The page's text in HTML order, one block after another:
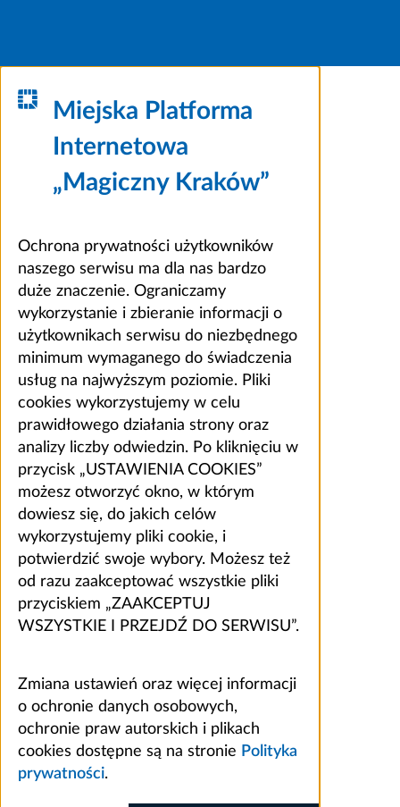
Miejska Platforma
Internetowa
„Magiczny Kraków”
Ochrona prywatności użytkowników
naszego serwisu ma dla nas bardzo
duże znaczenie. Ograniczamy
wykorzystanie i zbieranie informacji o
użytkownikach serwisu do niezbędnego
minimum wymaganego do świadczenia
usług na najwyższym poziomie. Pliki
cookies wykorzystujemy w celu
prawidłowego działania strony oraz
analizy liczby odwiedzin. Po kliknięciu w
przycisk „USTAWIENIA COOKIES”
możesz otworzyć okno, w którym
dowiesz się, do jakich celów
wykorzystujemy pliki cookie, i
potwierdzić swoje wybory. Możesz też
od razu zaakceptować wszystkie pliki
przyciskiem „ZAAKCEPTUJ
WSZYSTKIE I PRZEJDŹ DO SERWISU”.
Zmiana ustawień oraz więcej informacji
o ochronie danych osobowych,
ochronie praw autorskich i plikach
cookies dostępne są na stronie Polityka
prywatności.